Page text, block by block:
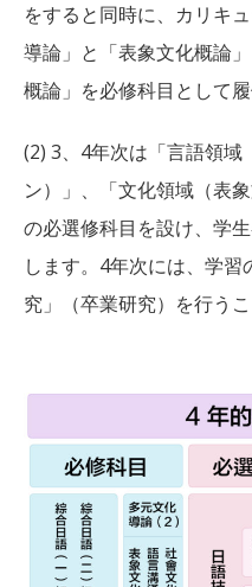
をすると同時に、カリキ
導論」と「表象文化概論
概論」を必修科目として履
(2) 3、4年次は「言語領域
ン）」、「文化領域（表
の必選修科目を設け、学
します。4年次には、学
究」（卒業研究）を行う